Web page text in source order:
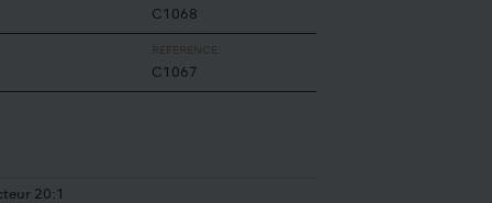
C1068
C1067
20:1